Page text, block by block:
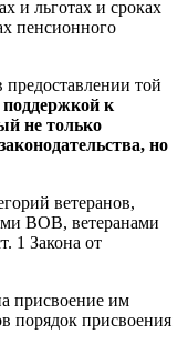
и льготах и сроках
пенсионного
той
поддержкой к
не только
но
ветеранов,
ВОВ, ветеранами
1 Закона от
присвоение им
порядок присвоения